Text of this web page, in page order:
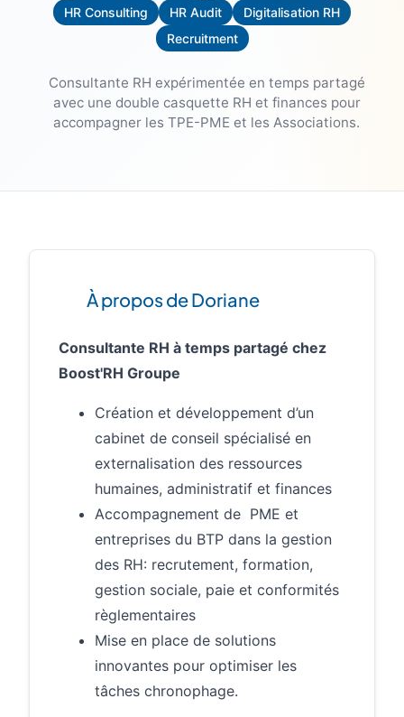
HR Consulting
HR Audit
Digitalisation RH
Recruitment
Consultante RH expérimentée en temps partagé
avec une double casquette RH et finances pour
accompagner les TPE-PME et les Associations.
À propos de Doriane
Consultante RH à temps partagé chez
Boost'RH Groupe
Création et développement d’un
cabinet de conseil spécialisé en
externalisation des ressources
humaines, administratif et finances
Accompagnement de PME et
entreprises du BTP dans la gestion
des RH: recrutement, formation,
gestion sociale, paie et conformités
règlementaires
Mise en place de solutions
innovantes pour optimiser les
tâches chronophage.